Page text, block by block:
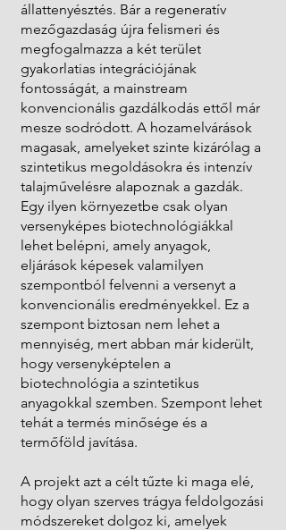
állattenyésztés. Bár a regeneratív
mezőgazdaság újra felismeri és
megfogalmazza a két terület
gyakorlatias integrációjának
fontosságát, a mainstream
konvencionális gazdálkodás ettől már
mesze sodródott. A hozamelvárások
magasak, amelyeket szinte kizárólag a
szintetikus megoldásokra és intenzív
talajművelésre alapoznak a gazdák.
Egy ilyen környezetbe csak olyan
versenyképes biotechnológiákkal
lehet belépni, amely anyagok,
eljárások képesek valamilyen
szempontból felvenni a versenyt a
konvencionális eredményekkel. Ez a
szempont biztosan nem lehet a
mennyiség, mert abban már kiderült,
hogy versenyképtelen a
biotechnológia a szintetikus
anyagokkal szemben. Szempont lehet
tehát a termés minősége és a
termőföld javítása.
A projekt azt a célt tűzte ki maga elé,
hogy olyan szerves trágya feldolgozási
módszereket dolgoz ki, amelyek